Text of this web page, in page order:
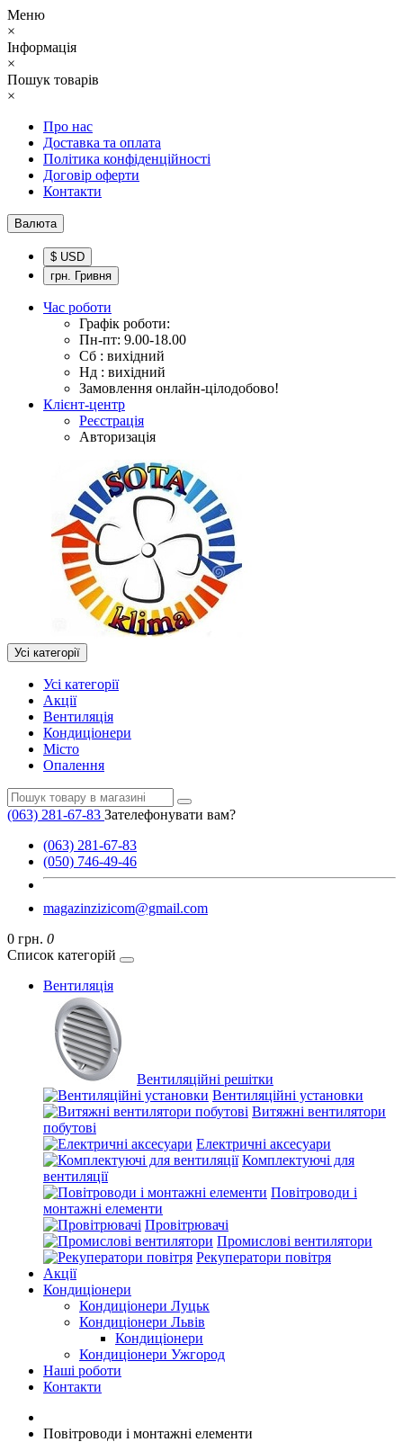
Меню
×
Інформація
×
Пошук товарів
×
Про нас
Доставка та оплата
Політика конфіденційності
Договір оферти
Контакти
Валюта
$ USD
грн. Гривня
Час роботи
Графік роботи:
Пн-пт: 9.00-18.00
Сб : вихідний
Нд : вихідний
Замовлення онлайн-цілодобово!
Клієнт-центр
Реєстрація
Авторизація
Усі категорії
Усі категорії
Акції
Вентиляція
Кондиціонери
Місто
Опалення
(063) 281-67-83 Зателефонувати вам?
(063) 281-67-83
(050) 746-49-46
magazinzizicom@gmail.com
0 грн. 0
Список категорій
Вентиляція
Вентиляційні решітки
Вентиляційні установки
Витяжні вентилятори
побутові
Електричні аксесуари
Комплектуючі для
вентиляції
Повітроводи і
монтажні елементи
Провітрювачі
Промислові вентилятори
Рекуператори повітря
Акції
Кондиціонери
Кондиціонери Луцьк
Кондиціонери Львів
Кондиціонери
Кондиціонери Ужгород
Наші роботи
Контакти
Повітроводи і монтажні елементи